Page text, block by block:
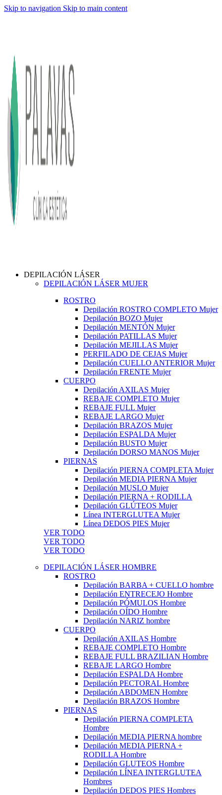
Skip to navigation Skip to main content
DEPILACIÓN LÁSER
DEPILACIÓN LÁSER MUJER
ROSTRO
Depilación ROSTRO COMPLETO Mujer
Depilación BOZO Mujer
Depilación MENTÓN Mujer
Depilación PATILLAS Mujer
Depilación MEJILLAS Mujer
PERFILADO DE CEJAS Mujer
Depilación CUELLO ANTERIOR Mujer
Depilación FRENTE Mujer
CUERPO
Depilación AXILAS Mujer
REBAJE COMPLETO Mujer
REBAJE FULL Mujer
REBAJE LARGO Mujer
Depilación BRAZOS Mujer
Depilación ESPALDA Mujer
Depilación BUSTO Mujer
Depilación DORSO MANOS Mujer
PIERNAS
Depilación PIERNA COMPLETA Mujer
Depilación MEDIA PIERNA Mujer
Depilación MUSLO Mujer
Depilación PIERNA + RODILLA
Depilación GLÚTEOS Mujer
Línea INTERGLUTEA Mujer
Línea DEDOS PIES Mujer
VER TODO
VER TODO
VER TODO
DEPILACIÓN LÁSER HOMBRE
ROSTRO
Depilación BARBA + CUELLO hombre
Depilación ENTRECEJO Hombre
Depilación PÓMULOS Hombre
Depilación OÍDO Hombre
Depilación NARIZ hombre
CUERPO
Depilación AXILAS Hombre
REBAJE COMPLETO Hombre
REBAJE FULL BRAZILIAN Hombre
REBAJE LARGO Hombre
Depilación ESPALDA Hombre
Depilación PECTORAL Hombre
Depilación ABDOMEN Hombre
Depilación BRAZOS Hombre
PIERNAS
Depilación PIERNA COMPLETA
Hombre
Depilación MEDIA PIERNA hombre
Depilación MEDIA PIERNA +
RODILLA Hombre
Depilación GLUTEOS Hombre
Depilación LÍNEA INTERGLUTEA
Hombres
Depilación DEDOS PIES Hombres